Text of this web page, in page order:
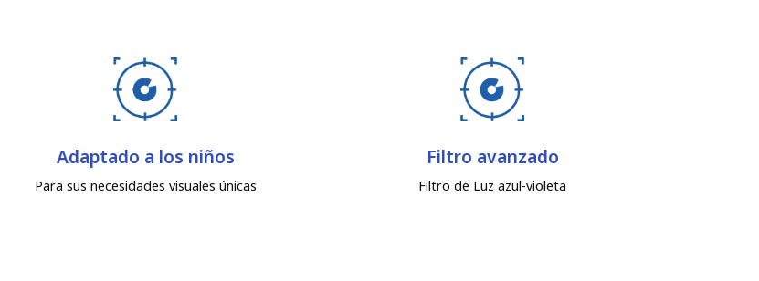
Adaptado a los niños
Para sus necesidades visuales únicas
Filtro avanzado
Filtro de Luz azul-violeta